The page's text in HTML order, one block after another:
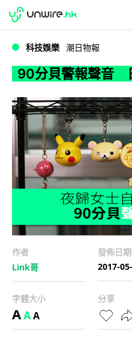
90分貝警報聲
WWDC 2026
科技娛樂 潮日物報
90分貝警報聲音
作者
Link哥
發佈日期
2017-
字體大小
AAA
分享